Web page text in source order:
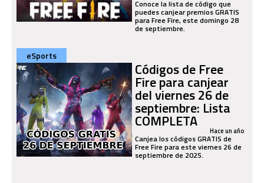
Conoce la lista de código que
puedes canjear premios GRATIS
para Free Fire, este domingo 28
de septiembre.
eSports
Códigos de Free
Fire para canjear
del viernes 26 de
septiembre: Lista
COMPLETA Hace un año
Canjea los códigos GRATIS de
Free Fire para este viernes 26 de
septiembre de 2025.